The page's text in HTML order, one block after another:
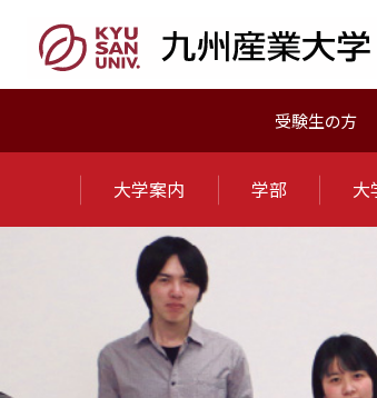
受験生の方
大学案内 学部 大